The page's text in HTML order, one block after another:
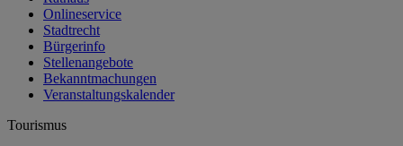
Onlineservice
Stadtrecht
Bürgerinfo
Stellenangebote
Bekanntmachungen
Veranstaltungskalender
Tourismus